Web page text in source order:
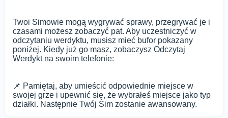
Twoi Simowie mogą wygrywać sprawy, przegrywać je i
czasami możesz zobaczyć pat. Aby uczestniczyć w
odczytaniu werdyktu, musisz mieć bufor pokazany
poniżej. Kiedy już go masz, zobaczysz Odczytaj
Werdykt na swoim telefonie:
📌 Pamiętaj, aby umieścić odpowiednie miejsce w
swojej grze i upewnić się, że wybrałeś miejsce jako typ
działki. Następnie Twój Sim zostanie awansowany.